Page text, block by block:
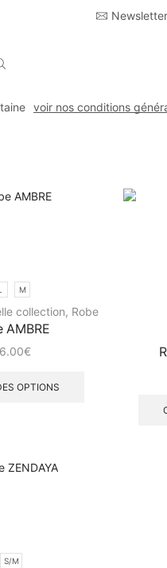
Newsletter
voir nos conditions
M
collection, Robe
AMBRE
€
OPTIONS
S/M